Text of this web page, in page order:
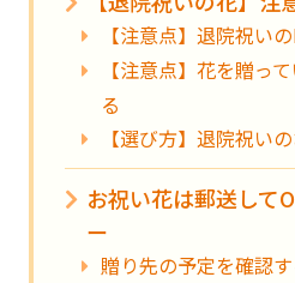
【注意点】退院祝い
【注意点】花を贈っ
る
【選び方】退院祝い
お祝い花は郵送して
ー
贈り先の予定を確認